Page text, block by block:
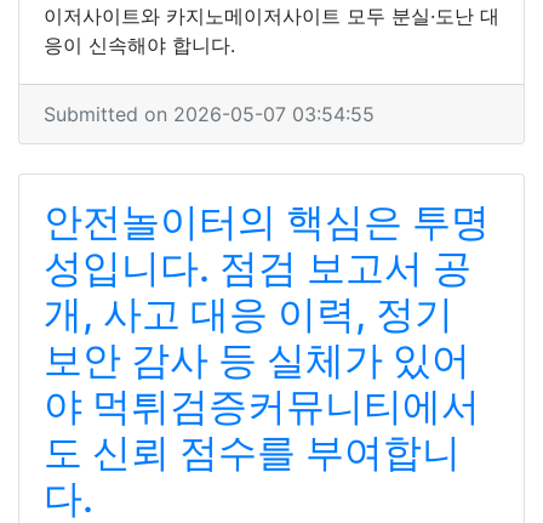
이저사이트와 카지노메이저사이트 모두 분실·도난 대
응이 신속해야 합니다.
Submitted on 2026-05-07 03:54:55
안전놀이터의 핵심은 투명
성입니다. 점검 보고서 공
개, 사고 대응 이력, 정기
보안 감사 등 실체가 있어
야 먹튀검증커뮤니티에서
도 신뢰 점수를 부여합니
다.